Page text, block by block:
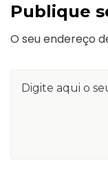
Publique
O seu endereço